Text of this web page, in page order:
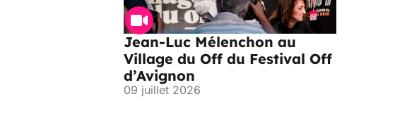
Jean-Luc Mélenchon au
Village du Off du Festival Off
d’Avignon
09 juillet 2026